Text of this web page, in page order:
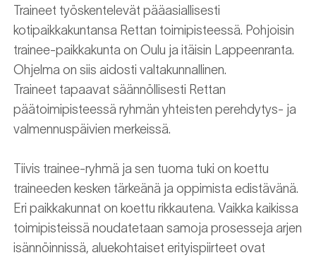
Traineet työskentelevät pääasiallisesti
kotipaikkakuntansa Rettan toimipisteessä. Pohjoisin
trainee-paikkakunta on Oulu ja itäisin Lappeenranta.
Ohjelma on siis aidosti valtakunnallinen.
Traineet tapaavat säännöllisesti Rettan
päätoimipisteessä ryhmän yhteisten perehdytys- ja
valmennuspäivien merkeissä.
Tiivis trainee-ryhmä ja sen tuoma tuki on koettu
traineeden kesken tärkeänä ja oppimista edistävänä.
Eri paikkakunnat on koettu rikkautena. Vaikka kaikissa
toimipisteissä noudatetaan samoja prosesseja arjen
isännöinnissä, aluekohtaiset erityispiirteet ovat